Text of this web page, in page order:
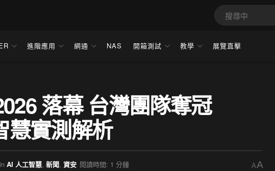
進階應用 網通 NAS 開箱測試 教學 展覽直擊
落幕 台灣團隊奪冠
慧實測解析
in AI 人工智慧, 新聞, 資安 閱讀時間: 1 分鐘 AA